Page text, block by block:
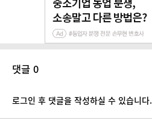
댓글 0
로그인 후 댓글을 작성하실 수 있습니다.